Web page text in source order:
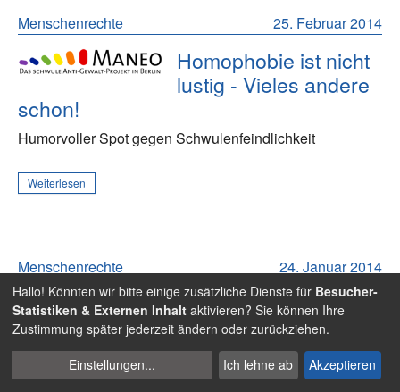
25. Februar 2014
Menschenrechte
Homophobie ist nicht
lustig - Vieles andere
schon!
Humorvoller Spot gegen Schwulenfeindlichkeit
Weiterlesen
24. Januar 2014
Menschenrechte
Gemeinsam gegen
Homophobie
Die Initiative „FairPlay. Viele
Farben. Ein Spiel.“
Cookies
verwalten
Hallo! Könnten wir bitte einige zusätzliche Dienste für Besucher-
Statistiken & Externen Inhalt aktivieren? Sie können Ihre
Zustimmung später jederzeit ändern oder zurückziehen.
Einstellungen... Ich lehne ab Akzeptieren